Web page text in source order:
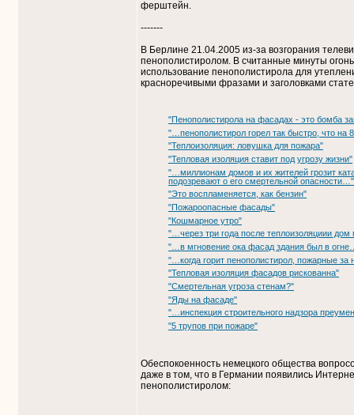
ферштейн.
-------
В Берлине 21.04.2005 из-за возгорания
пенополистиролом. В считанные минуты
использование пенополистирола для
красноречивыми фразами и заголовками
"Пенополистирола на фасадах - это бомба
"…пенополистирол горел так быстро, что
"Теплоизоляция: ловушка для пожара"
"Тепловая изоляция ставит под угрозу жизни"
"…миллионам домов и их жителей грозит
подозревают о его смертельной опасности…"
"Это воспламеняется, как бензин"
"Пожароопасные фасады"
"Кошмарное утро"
"…через три года после теплоизоляциии
"…в мгновение ока фасад здания был в
"…когда горит пенополистирол, пожарные
"Тепловая изоляция фасадов рискованна"
"Смертельная угроза стенам?"
"Яды на фасаде"
"…инспекция строительного надзора
"5 трупов при пожаре"
Обеспокоенность немецкого общества
даже в том, что в Германии появились
пенополистиролом: